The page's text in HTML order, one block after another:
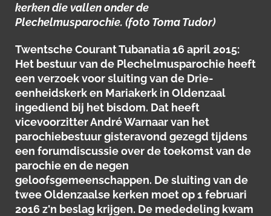
kerken die vallen onder de
Plechelmusparochie. (foto Toma Tudor)
Twentsche Courant Tubanatia 16 april 2015:
Het bestuur van de Plechelmusparochie heeft
een verzoek voor sluiting van de Drie-
eenheidskerk en Mariakerk in Oldenzaal
ingediend bij het bisdom. Dat heeft
vicevoorzitter André Warnaar van het
parochiebestuur gisteravond gezegd tijdens
een forumdiscussie over de toekomst van de
parochie en de negen
geloofsgemeenschappen. De sluiting van de
twee Oldenzaalse kerken moet op 1 februari
2016 z'n beslag krijgen. De mededeling kwam